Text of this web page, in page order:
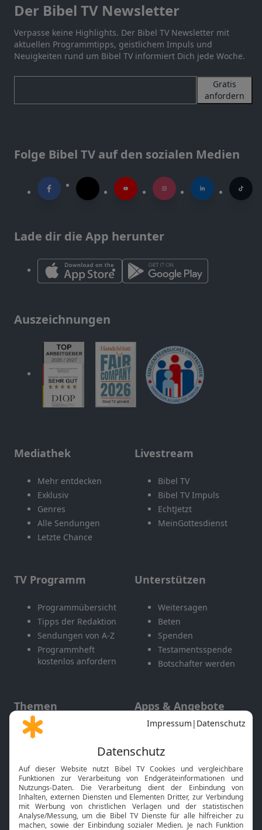
Der Bibel TV Newsletter
Verpasse keine Highlights. Der Bibel TV Newsletter mit
aktuellen Programmtipps, geistlichem Impuls und
Neuigkeiten rund um Bibel TV informiert Dich jede Woche.
Gratis
anfordern
Folge Bibel TV auf den sozialen Medien
Lade dir die App herunter
Auszeichnungen
Mediathek
Mehr entdecken
Exklusiv
Genres
Alle Sendungen
Letzte Chance
Livestream
Bibel TV
Bibel TV Impuls
EchtJetzt
MeinGottesdienst
TV Programm
Programmübersicht
Tipps der Redaktion
Sendungen von A-Z
Programmheft
kostenlos anfordern
Unterstützen
Weitersagen
Beten
Spenden
Testamentsspende
Botschafter werden
Themen
Gott und Bibel erklärt
Neuigkeiten
Apps & Angebote
Mobile App
Smart TV
HbbTV
Bibelthek Online-Bibel
Nächster Gottesdienst